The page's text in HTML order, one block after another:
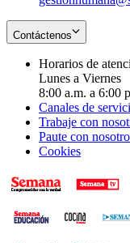
Contáctenos
Horarios de
Lunes a Viernes
8:00 a.m. a 6:00
Canales de
Trabaje con
Paute con
Cookies